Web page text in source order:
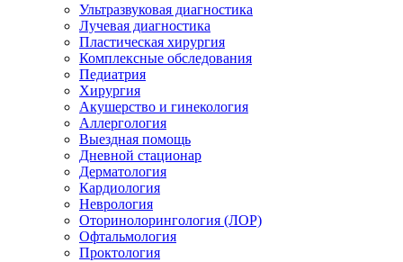
Ультразвуковая диагностика
Лучевая диагностика
Пластическая хирургия
Комплексные обследования
Педиатрия
Хирургия
Акушерство и гинекология
Аллергология
Выездная помощь
Дневной стационар
Дерматология
Кардиология
Неврология
Оторинолорингология (ЛОР)
Офтальмология
Проктология